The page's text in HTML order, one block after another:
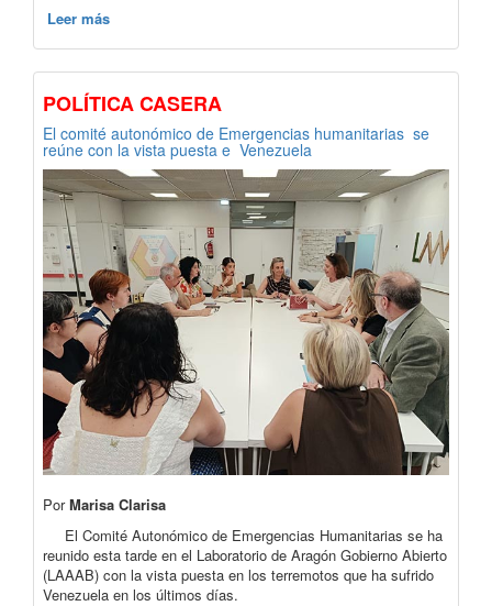
Leer más
POLÍTICA CASERA
El comité autonómico de Emergencias humanitarias se
reúne con la vista puesta e Venezuela
PorMarisa Clarisa
El Comité Autonómico de Emergencias Humanitarias se ha
reunido esta tarde en el Laboratorio de Aragón Gobierno Abierto
(LAAAB) con la vista puesta en los terremotos que ha sufrido
Venezuela en los últimos días.